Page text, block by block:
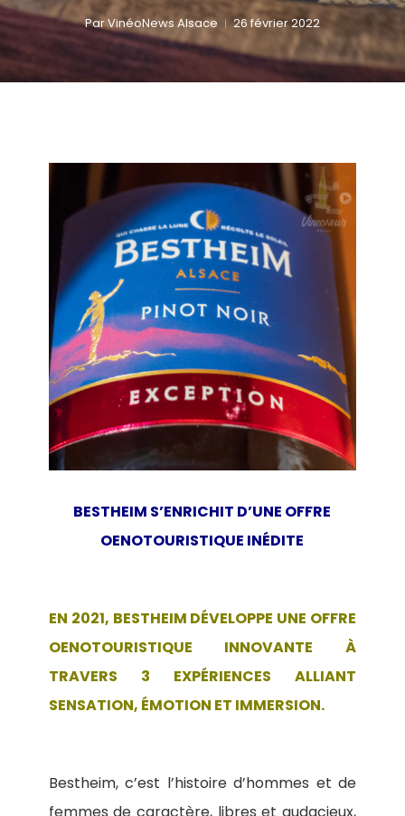
ParVinéoNews Alsace 26 février 2022
BESTHEIM S’ENRICHIT D’UNE OFFRE
OENOTOURISTIQUE INÉDITE
EN 2021, BESTHEIM DÉVELOPPE UNE OFFRE
OENOTOURISTIQUE INNOVANTE À
TRAVERS 3 EXPÉRIENCES ALLIANT
SENSATION, ÉMOTION ET IMMERSION.
Bestheim, c’est l’histoire d’hommes et de